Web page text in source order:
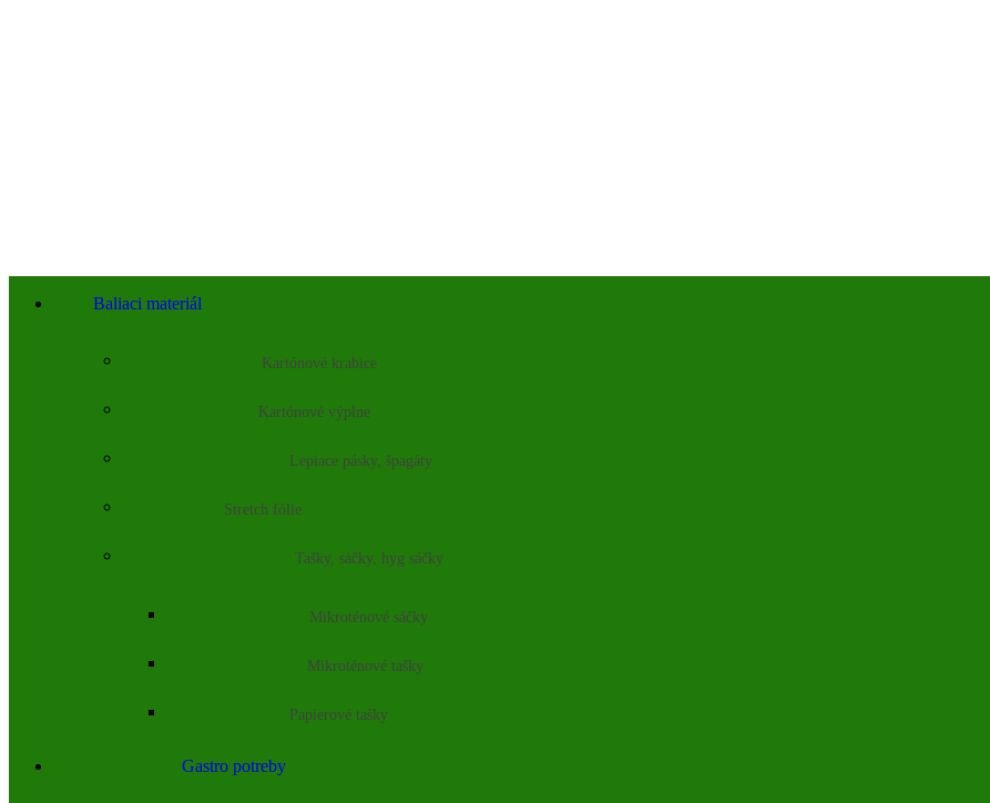
Baliaci materiál
Kartónové krabice
Kartónové výplne
Lepiace pásky, špagáty
Stretch fólie
Tašky, sáčky, hyg sáčky
Mikroténové sáčky
Mikroténové tašky
Papierové tašky
Gastro potreby